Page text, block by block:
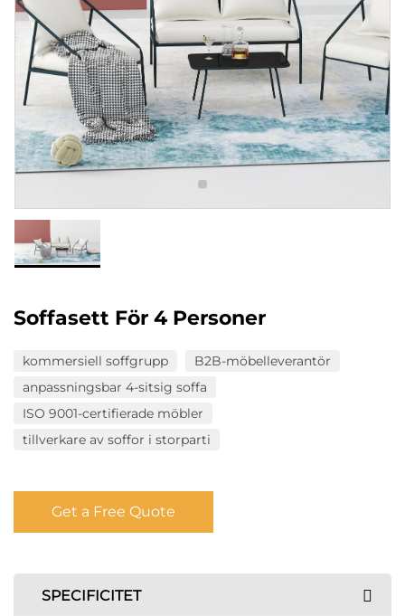
Soffasett För 4 Personer
kommersiell soffgrupp
B2B-möbelleverantör
anpassningsbar 4-sitsig soffa
ISO 9001-certifierade möbler
tillverkare av soffor i storparti
Get a Free Quote
SPECIFICITET